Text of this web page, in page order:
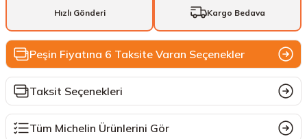
Hızlı Gönderi Kargo Bedava
Peşin Fiyatına 6 Taksite Varan Seçenekler
Taksit Seçenekleri
Tüm Michelin Ürünlerini Gör